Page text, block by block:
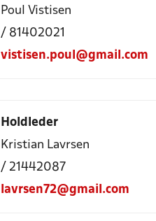
Poul Vistisen
/ 81402021
vistisen.poul@gmail.com
Holdleder
Kristian Lavrsen
/ 21442087
lavrsen72@gmail.com